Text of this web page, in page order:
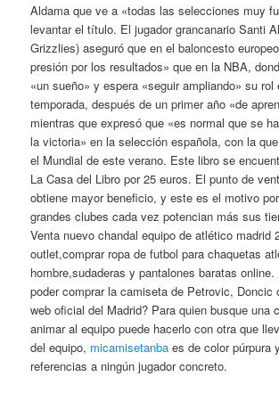
Aldama que ve a «todas las selecciones muy
levantar el título. El jugador grancanario Santi
Grizzlies) aseguró que en el baloncesto
presión por los resultados» que en la NBA,
«un sueño» y espera «seguir ampliando» su rol
temporada, después de un primer año «de
mientras que expresó que «es normal que se
la victoria» en la selección española, con la
el Mundial de este verano. Este libro se
La Casa del Libro por 25 euros. El punto de
obtiene mayor beneficio, y este es el motivo
grandes clubes cada vez potencian más sus
Venta nuevo chandal equipo de atlético madrid
outlet,comprar ropa de futbol para chaquetas
hombre,sudaderas y pantalones baratas
poder comprar la camiseta de Petrovic, Doncic
web oficial del Madrid? Para quien busque una
animar al equipo puede hacerlo con otra que
del equipo, micamisetanba es de color púrpura
referencias a ningún jugador concreto.